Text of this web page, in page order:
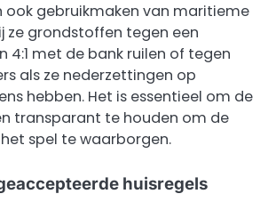
ook gebruikmaken van maritieme
ze grondstoffen tegen een
4:1 met de bank ruilen of tegen
als ze nederzettingen op
hebben. Het is essentieel om de
transparant te houden om de
spel te waarborgen.
huisregels